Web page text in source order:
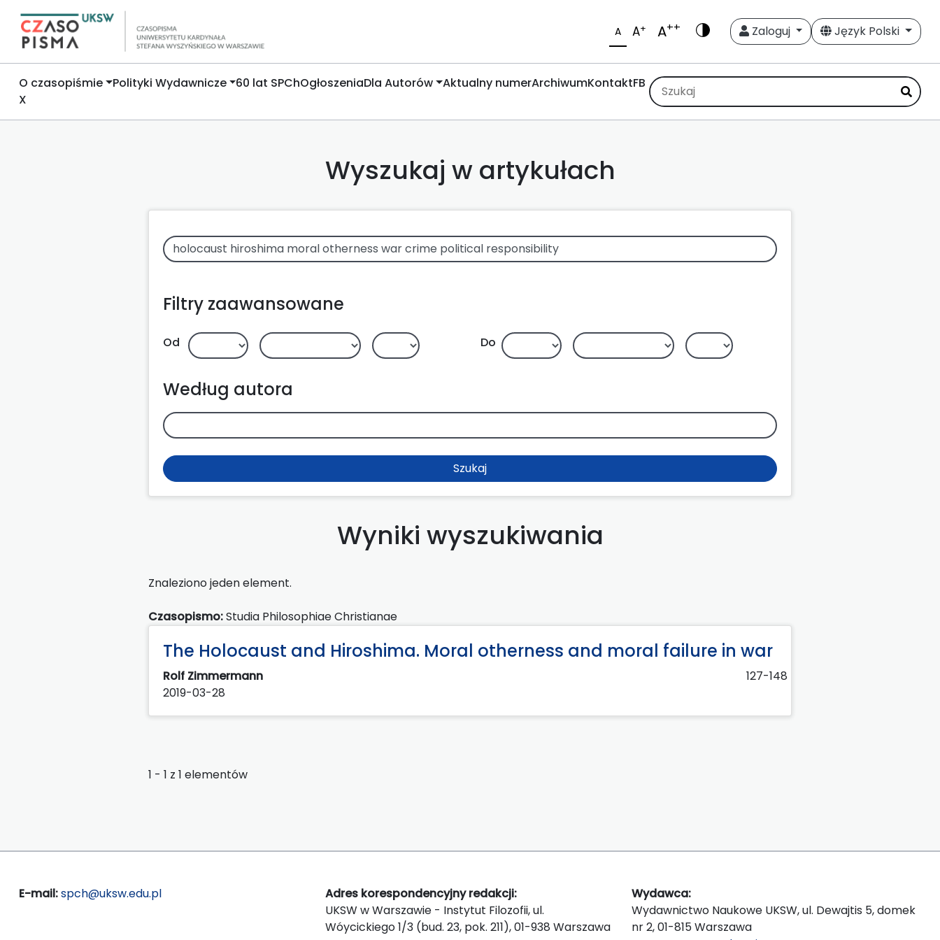
A A+ A++ Zaloguj Język Polski
O czasopiśmie Polityki Wydawnicze 60 lat SPChOgłoszeniaDla Autorów Aktualny numerArchiwumKontaktFB
X
Wyszukaj w artykułach
Filtry zaawansowane
Od Do
Według autora
Szukaj
Wyniki wyszukiwania
Znaleziono jeden element.
Czasopismo:Studia Philosophiae Christianae
The Holocaust and Hiroshima. Moral otherness and moral failure in war
Rolf Zimmermann
127-148
2019-03-28
1 - 1 z 1 elementów
E-mail:spch@uksw.edu.pl
Adres korespondencyjny redakcji:
UKSW w Warszawie - Instytut Filozofii, ul.
Wóycickiego 1/3 (bud. 23, pok. 211), 01-938 Warszawa
Wydawca:
Wydawnictwo Naukowe UKSW, ul. Dewajtis 5, domek
nr 2, 01-815 Warszawa